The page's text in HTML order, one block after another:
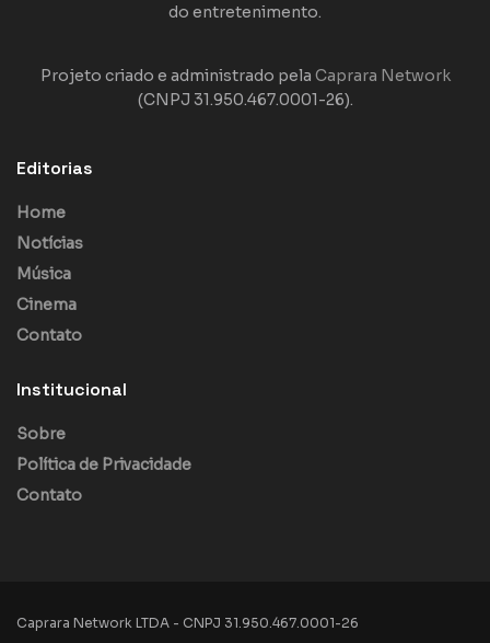
do entretenimento.
Projeto criado e administrado pela Caprara Network
(CNPJ 31.950.467.0001-26).
Editorias
Home
Notícias
Música
Cinema
Contato
Institucional
Sobre
Política de Privacidade
Contato
Caprara Network LTDA - CNPJ 31.950.467.0001-26